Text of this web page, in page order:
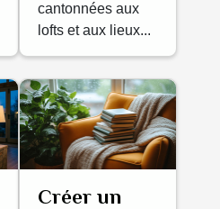
cantonnées aux
lofts et aux lieux...
Créer un